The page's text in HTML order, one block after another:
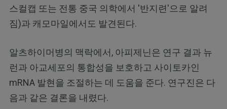
스컬캡 또는 전통 중국 의학에서 '반지련'으로 알려
짐)과 캐모마일에서도 발견된다.
알츠하이머병의 맥락에서, 아피제닌은 연구 결과 뉴
런과 아교세포의 통합성을 보호하고 사이토카인
mRNA 발현을 조절하는 데 도움을 준다. 연구진은 다
음과 같은 결론을 내렸다.